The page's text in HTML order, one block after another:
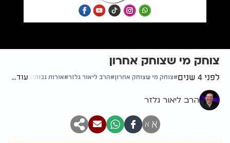
צוחק מי שצוחק אחרון
לפני 4 שנים צוחק מי שצוחק אחרון הרב ליאור גלזר אורות גבוהים עוד...
הרב ליאור גלזר
א א